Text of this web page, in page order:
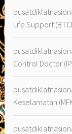
Life Support
Control Doctor
Keselamatan